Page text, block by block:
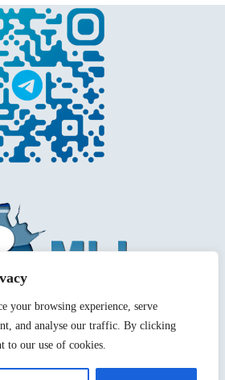
your browsing experience, serve
and analyse our traffic. By clicking
to our use of cookies.